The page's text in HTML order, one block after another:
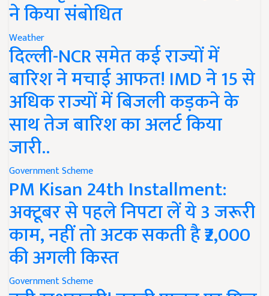
ने किया संबोधित
Weather
दिल्ली-NCR समेत कई राज्यों में
बारिश ने मचाई आफत! IMD ने 15 से
अधिक राज्यों में बिजली कड़कने के
साथ तेज बारिश का अलर्ट किया
जारी..
Government Scheme
PM Kisan 24th Installment:
अक्टूबर से पहले निपटा लें ये 3 जरूरी
काम, नहीं तो अटक सकती है ₹2,000
की अगली किस्त
Government Scheme